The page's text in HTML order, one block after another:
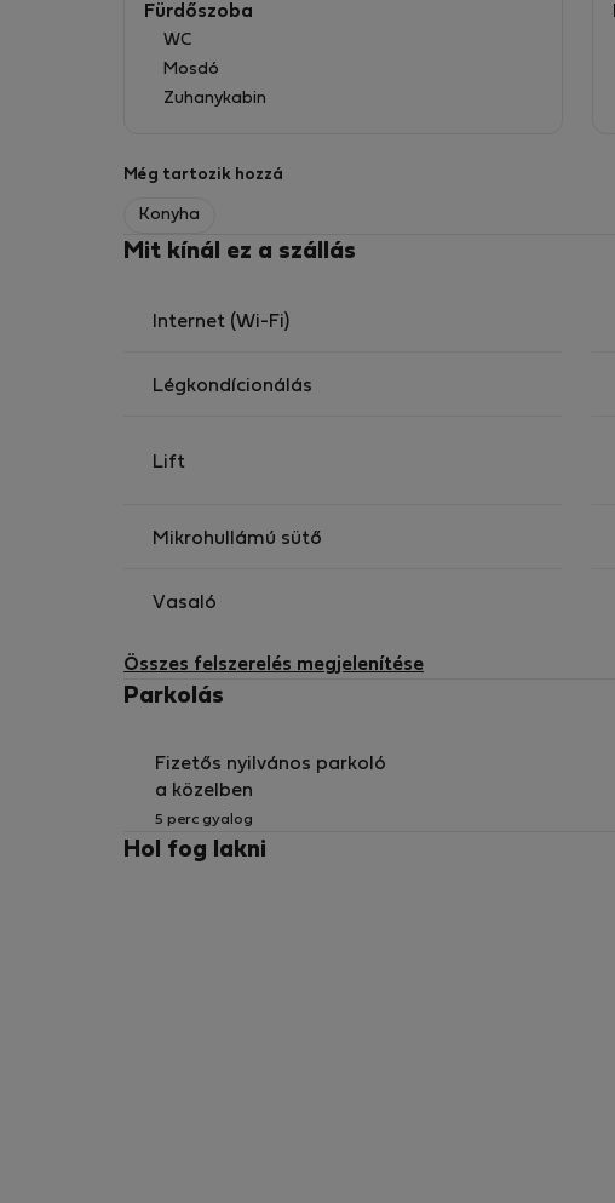
Fürdőszoba
WC
Mosdó
Zuhanykabin
Még tartozik hozzá
Konyha
Mit kínál ez a szállás
Internet (Wi-Fi)
Légkondícionálás
Lift
Mikrohullámú sütő
Vasaló
Összes felszerelés megjelenítése
Parkolás
Fizetős nyilvános parkoló
a közelben
5 perc gyalog
Hol fog lakni